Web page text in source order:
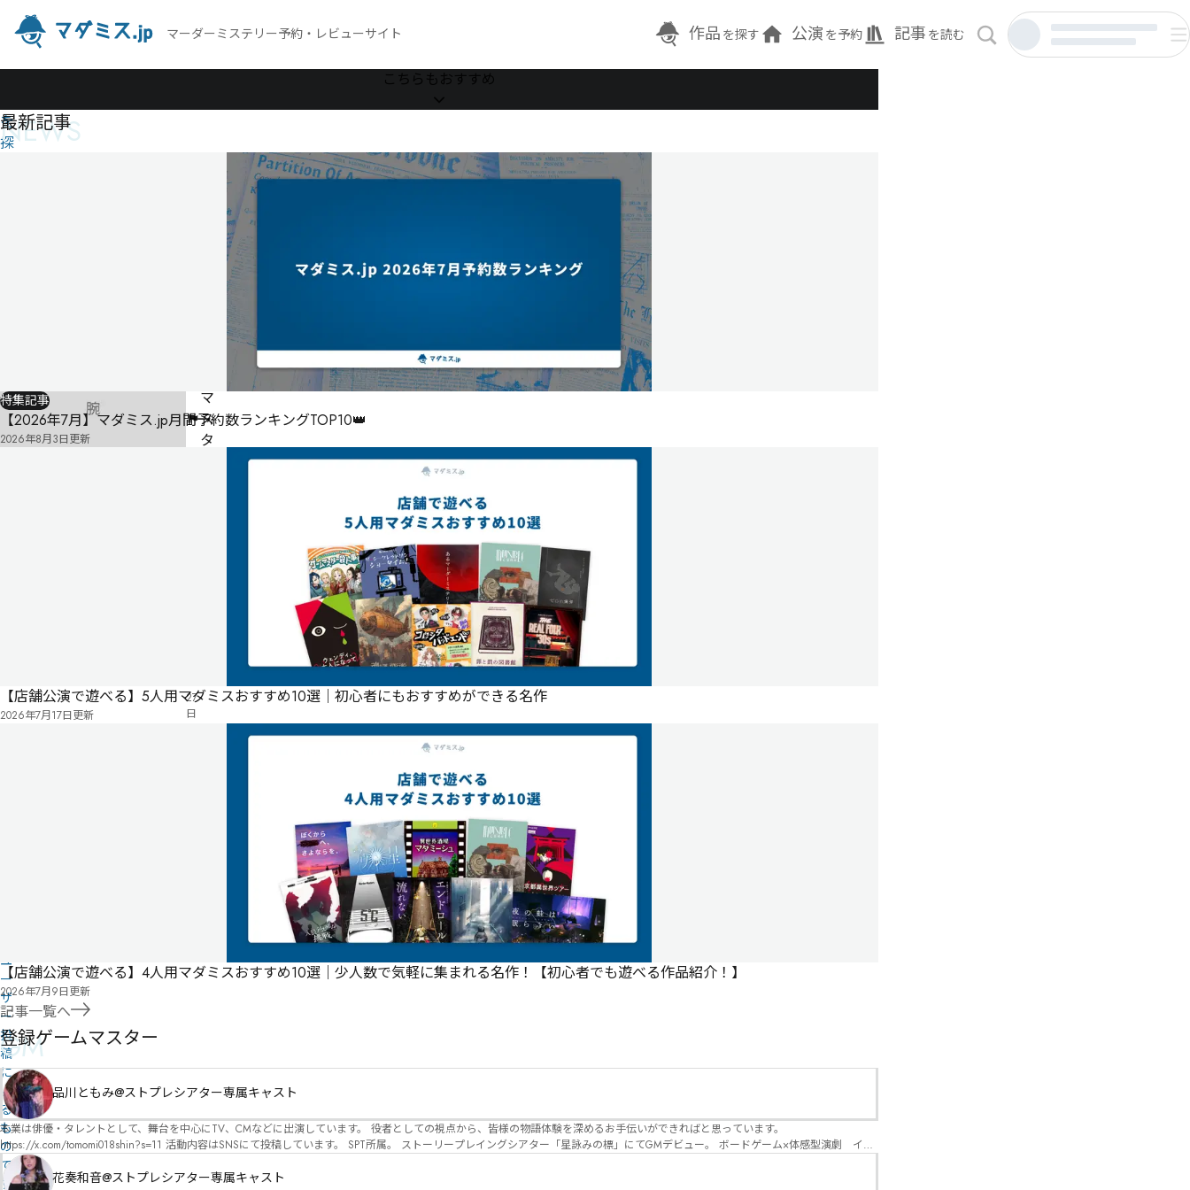
マーダーミステリー予約・レビューサイト 作品 を探す 公演 を予約 記事 を読む
を
探
マ
ス
タ
27
日
ユ
ー
ザ
ー
投
稿
に
よ
る
も
の
で
す
こちらもおすすめ
NEWS
最新記事
特集記事
【2026年7月】マダミス.jp月間予約数ランキングTOP10👑
2026年8月3日更新
【店舗公演で遊べる】5人用マダミスおすすめ10選｜初心者にもおすすめができる名作
2026年7月17日更新
【店舗公演で遊べる】4人用マダミスおすすめ10選｜少人数で気軽に集まれる名作！【初心者でも遊べる作品紹介！】
2026年7月9日更新
記事一覧へ
GM
登録ゲームマスター
品川ともみ@ストプレシアター専属キャスト
本業は俳優・タレントとして、舞台を中心にTV、CMなどに出演しています。 役者としての視点から、皆様の物語体験を深めるお手伝いができればと思っています。
https://x.com/tomomi018shin?s=11 活動内容はSNSにて投稿しています。 SPT所属。 ストーリープレイングシアター「星詠みの標」にてGMデビュー。 ボードゲーム×体感型演劇 イマ
ーシブカフェ「コアクト」(不定期開催)出演中。
花奏和音@ストプレシアター専属キャスト